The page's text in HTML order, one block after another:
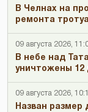
В Челнах на
ремонта
09 августа 2026,
В небе над
уничтожены 12
09 августа 2026,
Назван размер